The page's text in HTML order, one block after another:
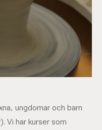
ungdomar och barn
Vi har kurser som